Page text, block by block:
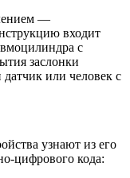
—
входит
с
заслонки
или человек с
узнают из его
цифрового кода: